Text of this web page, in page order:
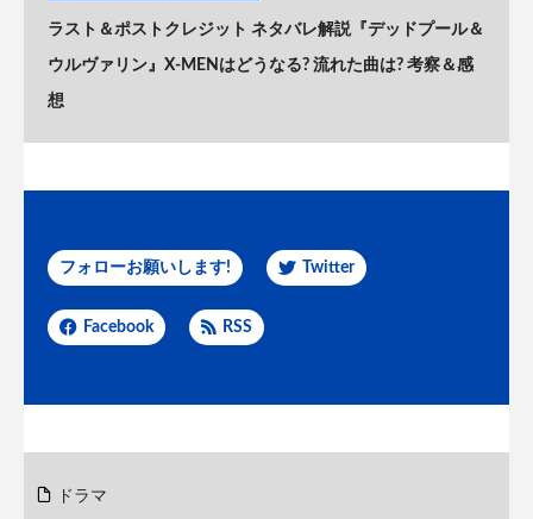
ラスト＆ポストクレジット ネタバレ解説『デッドプール＆
ウルヴァリン』X-MENはどうなる? 流れた曲は? 考察＆感
想
フォローお願いします! Twitter
Facebook RSS
ドラマ